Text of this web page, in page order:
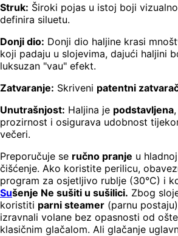
Struk: Široki pojas u istoj boji
definira siluetu.
Donji dio: Donji dio haljine krasi
koji padaju u slojevima, dajući haljini
luksuzan "vau" efekt.
Zatvaranje: Skriveni patentni
Unutrašnjost: Haljina je podstavljena
prozirnost i osigurava udobnost
večeri.
Preporučuje se ručno pranje u
čišćenje. Ako koristite perilicu,
program za osjetljivo rublje (30°C) i
Sušenje Ne sušiti u sušilici. Zbog
koristiti parni steamer (parnu
izravnali volane bez opasnosti od
klasičnim glačalom. Ali glačanje